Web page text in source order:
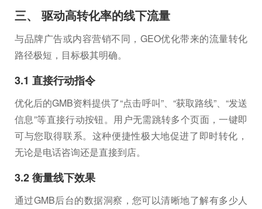
三、 驱动高转化率的线下流量
与品牌广告或内容营销不同，GEO优化带来的流量转化
路径极短，目标极其明确。
3.1 直接行动指令
优化后的GMB资料提供了“点击呼叫”、“获取路线”、“发送
信息”等直接行动按钮。用户无需跳转多个页面，一键即
可与您取得联系。这种便捷性极大地促进了即时转化，
无论是电话咨询还是直接到店。
3.2 衡量线下效果
通过GMB后台的数据洞察，您可以清晰地了解有多少人